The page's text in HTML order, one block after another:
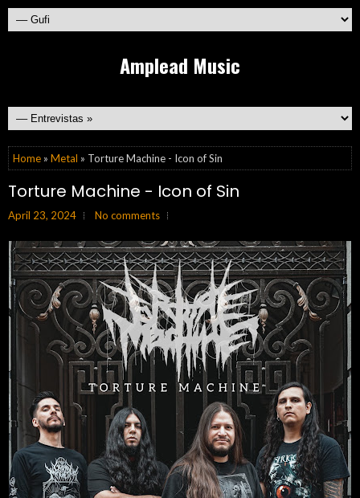
Amplead Music
Home » Metal » Torture Machine - Icon of Sin
Torture Machine - Icon of Sin
April 23, 2024 No comments